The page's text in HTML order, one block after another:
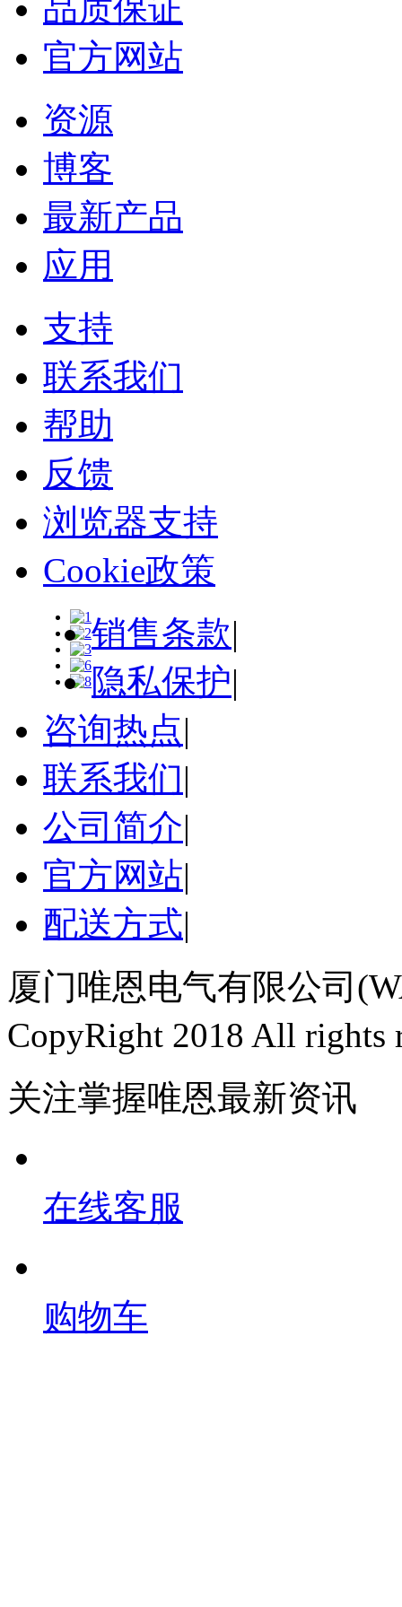
品质保证
官方网站
资源
博客
最新产品
应用
支持
联系我们
帮助
反馈
浏览器支持
Cookie政策
销售条款|
隐私保护|
咨询热点|
联系我们|
公司简介|
官方网站|
配送方式|
厦门唯恩电气有限公司
CopyRight 2018 All rights
关注掌握唯恩最新资讯
在线客服
购物车